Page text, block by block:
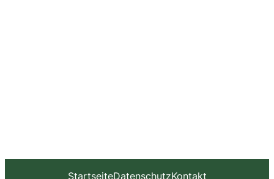
StartseiteDatenschutzKontakt